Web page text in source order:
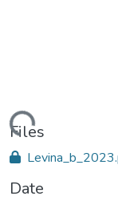
Files
Date